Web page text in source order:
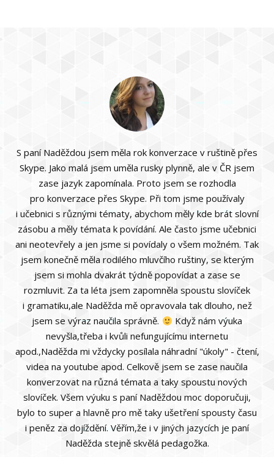
S paní Naděždou jsem měla rok konverzace v ruštině přes
Skype. Jako malá jsem uměla rusky plynně, ale v ČR jsem
zase jazyk zapomínala. Proto jsem se rozhodla
pro konverzace přes Skype. Při tom jsme používaly
i učebnici s různými tématy, abychom měly kde brát slovní
zásobu a měly témata k povídání. Ale často jsme učebnici
ani neotevřely a jen jsme si povídaly o všem možném. Tak
jsem konečně měla rodilého mluvčího ruštiny, se kterým
jsem si mohla dvakrát týdně popovídat a zase se
rozmluvit. Za ta léta jsem zapomněla spoustu slovíček
i gramatiku,ale Naděžda mě opravovala tak dlouho, než
jsem se výraz naučila správně.
Když nám výuka
nevyšla,třeba i kvůli nefungujícímu internetu
apod.,Naděžda mi vždycky posílala náhradní "úkoly" - čtení,
videa na youtube apod. Celkově jsem se zase naučila
konverzovat na různá témata a taky spoustu nových
slovíček. Všem výuku s paní Naděždou moc doporučuji,
bylo to super a hlavně pro mě taky ušetření spousty času
i peněz za dojíždění. Věřím,že i v jiných jazycích je paní
Naděžda stejně skvělá pedagožka.